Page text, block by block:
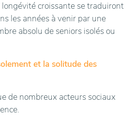
croissante se traduiront
les années à venir par une
absolu de seniors isolés ou
et la solitude des
de nombreux acteurs sociaux